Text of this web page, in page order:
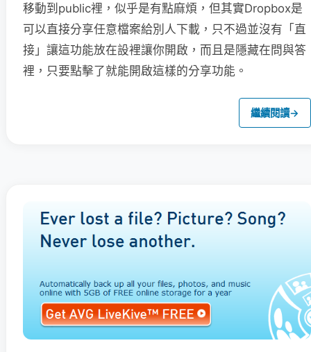
移動到public裡，似乎是有點麻煩，但其實Dropbox是
可以直接分享任意檔案給別人下載，只不過並沒有「直
接」讓這功能放在設裡讓你開啟，而且是隱藏在問與答
裡，只要點擊了就能開啟這樣的分享功能。
繼續閱讀→